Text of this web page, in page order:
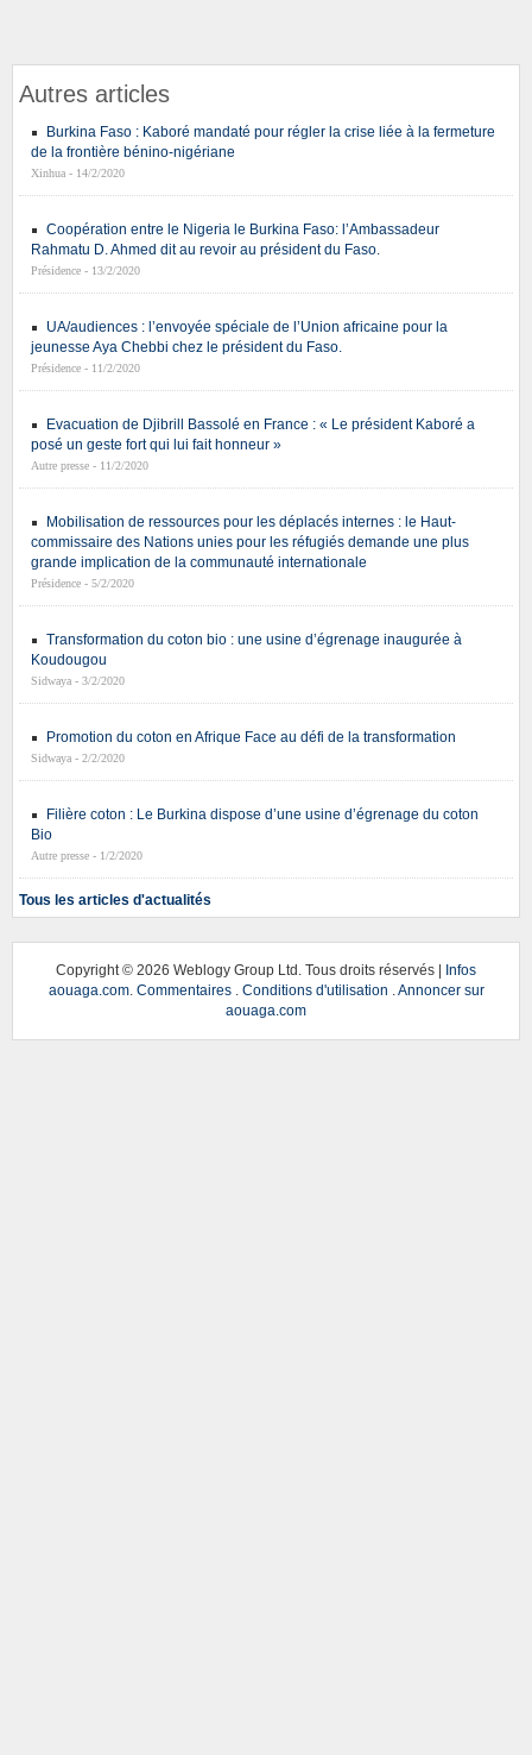
Autres articles
Burkina Faso : Kaboré mandaté pour régler la crise liée à la fermeture
de la frontière bénino-nigériane
Xinhua - 14/2/2020
Coopération entre le Nigeria le Burkina Faso: l’Ambassadeur
Rahmatu D. Ahmed dit au revoir au président du Faso.
Présidence - 13/2/2020
UA/audiences : l’envoyée spéciale de l’Union africaine pour la
jeunesse Aya Chebbi chez le président du Faso.
Présidence - 11/2/2020
Evacuation de Djibrill Bassolé en France : « Le président Kaboré a
posé un geste fort qui lui fait honneur »
Autre presse - 11/2/2020
Mobilisation de ressources pour les déplacés internes : le Haut-
commissaire des Nations unies pour les réfugiés demande une plus
grande implication de la communauté internationale
Présidence - 5/2/2020
Transformation du coton bio : une usine d’égrenage inaugurée à
Koudougou
Sidwaya - 3/2/2020
Promotion du coton en Afrique Face au défi de la transformation
Sidwaya - 2/2/2020
Filière coton : Le Burkina dispose d’une usine d’égrenage du coton
Bio
Autre presse - 1/2/2020
Tous les articles d'actualités
Copyright © 2026 Weblogy Group Ltd. Tous droits réservés | Infos
aouaga.com. Commentaires. Conditions d'utilisation
Annoncer sur
aouaga.com